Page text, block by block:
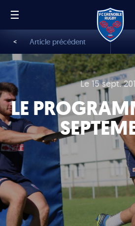
☰
Le 15 sept.
LE
< Article précédent